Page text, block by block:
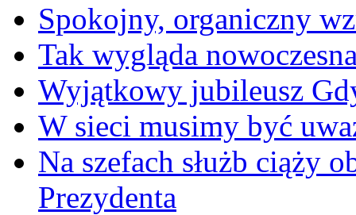
Spokojny, organiczny
Tak wygląda
Wyjątkowy jubileusz
W sieci musimy być
Na szefach służb ciąży
Prezydenta